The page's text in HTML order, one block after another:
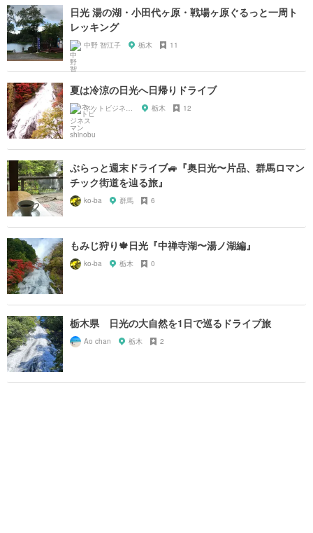
日光 湯の湖・小田代ヶ原・戦場ヶ原ぐるっと一周ト
レッキング
中野 智江子 栃木 11
夏は冷涼の日光へ日帰りドライブ
栃木 12
ぶらっと週末ドライブ🚙『奥日光〜片品、群馬ロマン
チック街道を辿る旅』
ko-ba 群馬 6
もみじ狩り🍁日光『中禅寺湖〜湯ノ湖編』
ko-ba 栃木 0
栃木県 日光の大自然を1日で巡るドライブ旅
Ao chan 栃木 2